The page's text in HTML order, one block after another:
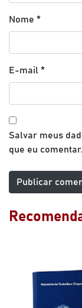
Nome *
E-mail *
Salvar meus
que eu comentar.